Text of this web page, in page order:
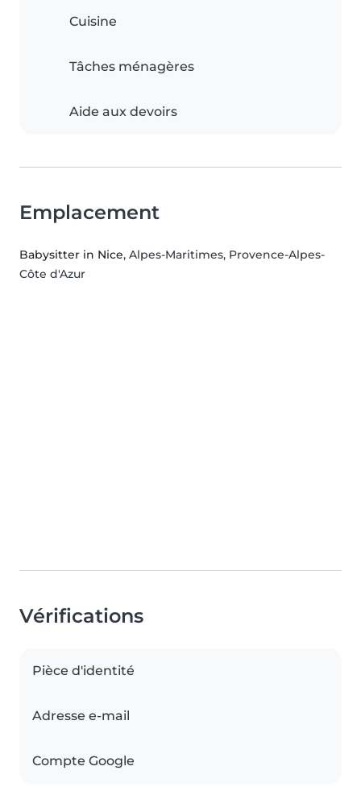
Cuisine
Tâches ménagères
Aide aux devoirs
Emplacement
Babysitter in Nice, Alpes-Maritimes, Provence-Alpes-
Côte d'Azur
Vérifications
Pièce d'identité
Adresse e-mail
Compte Google